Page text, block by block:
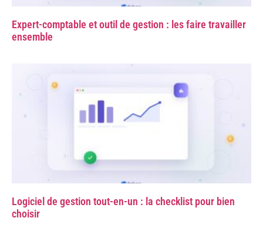
Expert-comptable et outil de gestion : les faire travailler
ensemble
Logiciel de gestion tout-en-un : la checklist pour bien
choisir